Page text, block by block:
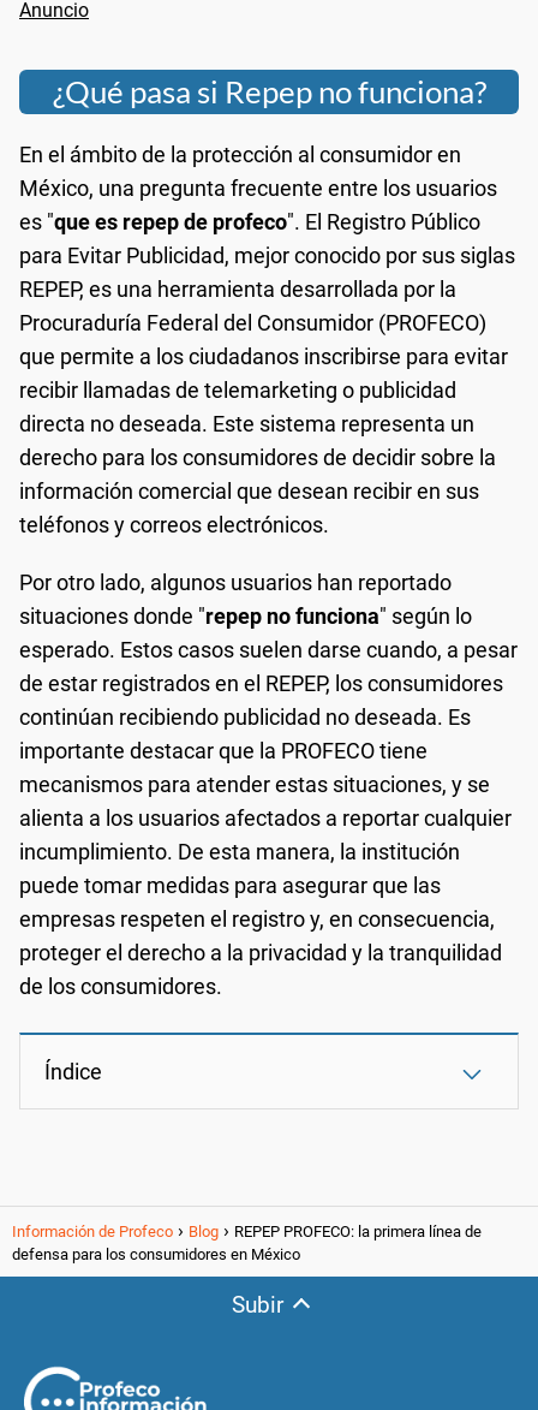
¿Qué pasa si Repep no funciona?
En el ámbito de la protección al consumidor en
México, una pregunta frecuente entre los usuarios
es "que es repep de profeco". El Registro Público
para Evitar Publicidad, mejor conocido por sus siglas
REPEP, es una herramienta desarrollada por la
Procuraduría Federal del Consumidor (PROFECO)
que permite a los ciudadanos inscribirse para evitar
recibir llamadas de telemarketing o publicidad
directa no deseada. Este sistema representa un
derecho para los consumidores de decidir sobre la
información comercial que desean recibir en sus
teléfonos y correos electrónicos.
Por otro lado, algunos usuarios han reportado
situaciones donde "repep no funciona" según lo
esperado. Estos casos suelen darse cuando, a pesar
de estar registrados en el REPEP, los consumidores
continúan recibiendo publicidad no deseada. Es
importante destacar que la PROFECO tiene
mecanismos para atender estas situaciones, y se
alienta a los usuarios afectados a reportar cualquier
incumplimiento. De esta manera, la institución
puede tomar medidas para asegurar que las
empresas respeten el registro y, en consecuencia,
proteger el derecho a la privacidad y la tranquilidad
de los consumidores.
Índice
Información de Profeco Blog
REPEP PROFECO: la primera línea de
defensa para los consumidores en México
Subir